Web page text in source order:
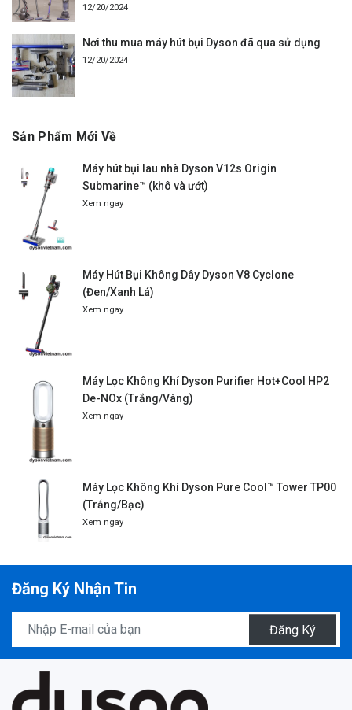
12/20/2024
Nơi thu mua máy hút bụi Dyson đã qua sử dụng
12/20/2024
Sản Phẩm Mới Về
Máy hút bụi lau nhà Dyson V12s Origin
Submarine™ (khô và ướt)
Xem ngay
Máy Hút Bụi Không Dây Dyson V8 Cyclone
(Đen/Xanh Lá)
Xem ngay
Máy Lọc Không Khí Dyson Purifier Hot+Cool HP2
De-NOx (Trắng/Vàng)
Xem ngay
Máy Lọc Không Khí Dyson Pure Cool™ Tower TP00
(Trắng/Bạc)
Xem ngay
Đăng Ký Nhận Tin
Đăng Ký